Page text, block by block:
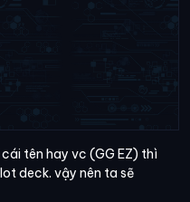
tên hay vc (GG EZ) thì
deck. vậy nên ta sẽ